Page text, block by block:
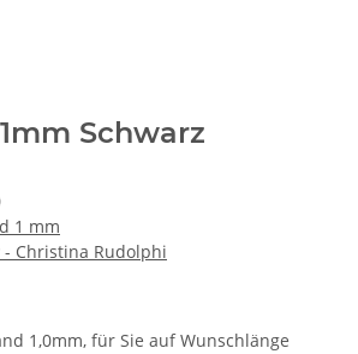
Schwarz
1 mm
- Christina Rudolphi
1,0mm, für Sie auf Wunschlänge